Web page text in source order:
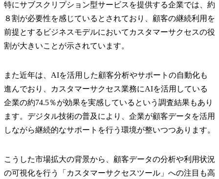
特にサブスクリプション型サービスを提供する企業では、約
８割が必要性を感じているとされており、顧客の継続利用を
前提とするビジネスモデルにおいてカスタマーサクセスの役
割が大きいことが示されています。
また近年は、AIを活用した顧客分析やサポートの自動化も
進んでおり、カスタマーサクセス業務にAIを活用している
企業の約74.5％が効果を実感しているという調査結果もあり
ます。デジタル技術の普及により、企業が顧客データを活用
しながら継続的なサポートを行う環境が整いつつあります。
こうした市場拡大の背景から、顧客データの分析や利用状況
の可視化を行う「カスタマーサクセスツール」への注目も高